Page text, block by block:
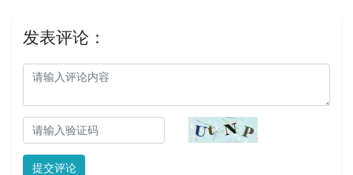
发表评论：
提交评论